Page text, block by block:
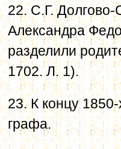
22. С.Г. Долгово-
Александра
разделили
1702. Л. 1).
23. К концу
графа.